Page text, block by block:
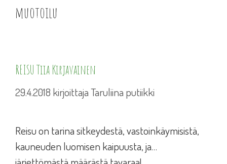
muotoilu
REISU Tiia Kirjavainen
29.4.2018 kirjoittajaTaruliina putiikki
Reisu on tarina sitkeydestä, vastoinkäymisistä,
kauneuden luomisen kaipuusta, ja…